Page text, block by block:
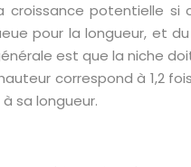
potentielle si
pour la longueur, et
est que la niche
correspond à 1,2
sa longueur.